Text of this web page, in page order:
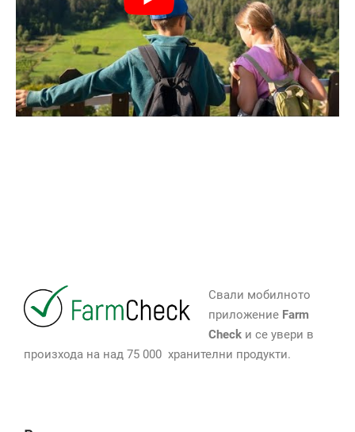
Свали мобилното
приложение Farm
Checkи се увери в
произхода на над 75 000 хранителни продукти.